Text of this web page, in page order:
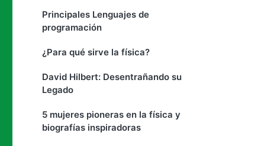
Principales Lenguajes de
programación
¿Para qué sirve la física?
David Hilbert: Desentrañando su
Legado
5 mujeres pioneras en la física y
biografías inspiradoras